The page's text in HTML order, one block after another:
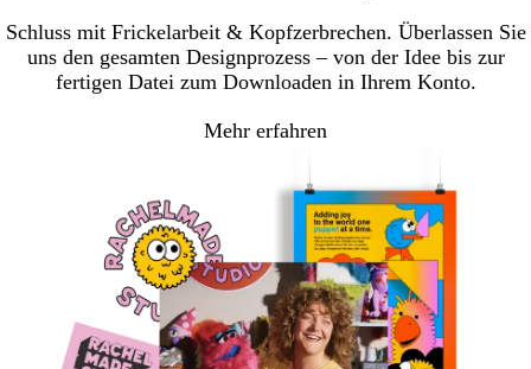
Schluss mit Frickelarbeit & Kopfzerbrechen. Überlassen Sie
uns den gesamten Designprozess – von der Idee bis zur
fertigen Datei zum Downloaden in Ihrem Konto.
Mehr erfahren